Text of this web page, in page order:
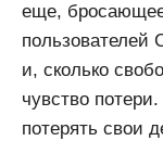
еще,
пользователей
и, сколько
чувство
потерять свои